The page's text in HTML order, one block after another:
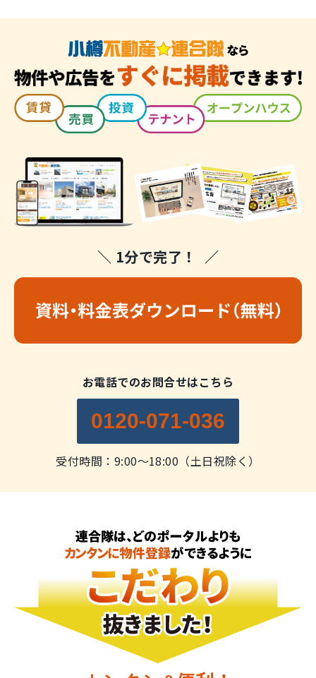
＼ 1分で完了！ ／
お電話でのお問合せはこちら
0120-071-036
受付時間：9:00～18:00（土日祝除く）